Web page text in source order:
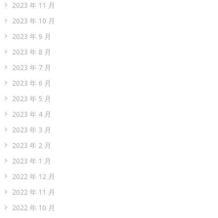
2023 年 11 月
2023 年 10 月
2023 年 9 月
2023 年 8 月
2023 年 7 月
2023 年 6 月
2023 年 5 月
2023 年 4 月
2023 年 3 月
2023 年 2 月
2023 年 1 月
2022 年 12 月
2022 年 11 月
2022 年 10 月